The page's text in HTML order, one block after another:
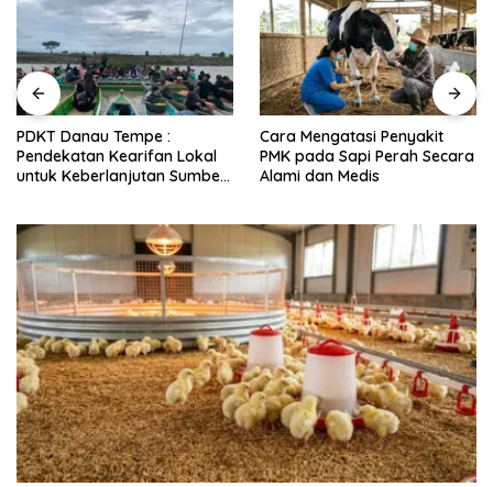
PDKT Danau Tempe :
Pendekatan Kearifan Lokal
untuk Keberlanjutan Sumber
Cara Mengatasi Penyakit
PMK pada Sapi Perah Secara
Alami dan Medis